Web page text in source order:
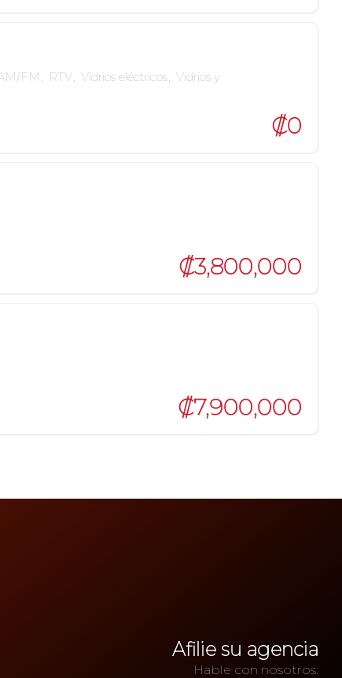
FM RTV Vidrios eléctricos Vidrios y
₡0
₡3,800,000
₡7,900,000
Afilie su agencia
Hable con nosotros: